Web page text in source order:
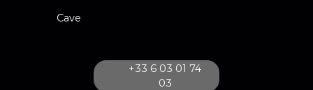
Cave
+33 6 03 01 74
03